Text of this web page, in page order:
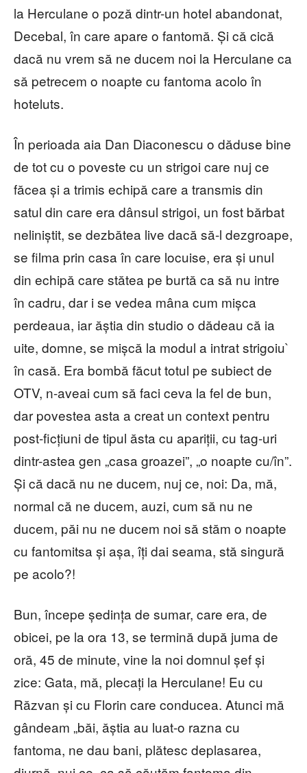
la Herculane o poză dintr-un hotel abandonat,
Decebal, în care apare o fantomă. Și că cică
dacă nu vrem să ne ducem noi la Herculane ca
să petrecem o noapte cu fantoma acolo în
hoteluts.
În perioada aia Dan Diaconescu o dăduse bine
de tot cu o poveste cu un strigoi care nuj ce
făcea și a trimis echipă care a transmis din
satul din care era dânsul strigoi, un fost bărbat
neliniștit, se dezbătea live dacă să-l dezgroape,
se filma prin casa în care locuise, era și unul
din echipă care stătea pe burtă ca să nu intre
în cadru, dar i se vedea mâna cum mișca
perdeaua, iar ăștia din studio o dădeau că ia
uite, domne, se mișcă la modul a intrat strigoiu`
în casă. Era bombă făcut totul pe subiect de
OTV, n-aveai cum să faci ceva la fel de bun,
dar povestea asta a creat un context pentru
post-ficțiuni de tipul ăsta cu apariții, cu tag-uri
dintr-astea gen „casa groazei”, „o noapte cu/în”.
Și că dacă nu ne ducem, nuj ce, noi: Da, mă,
normal că ne ducem, auzi, cum să nu ne
ducem, păi nu ne ducem noi să stăm o noapte
cu fantomitsa și așa, îți dai seama, stă singură
pe acolo?!
Bun, începe ședința de sumar, care era, de
obicei, pe la ora 13, se termină după juma de
oră, 45 de minute, vine la noi domnul șef și
zice: Gata, mă, plecați la Herculane! Eu cu
Răzvan și cu Florin care conducea. Atunci mă
gândeam „băi, ăștia au luat-o razna cu
fantoma, ne dau bani, plătesc deplasarea,